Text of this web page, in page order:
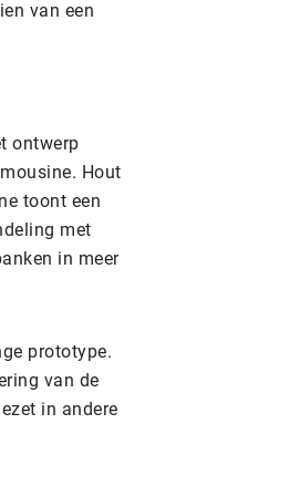
van een
ontwerp
Hout
toont een
met
in meer
prototype.
van de
in andere